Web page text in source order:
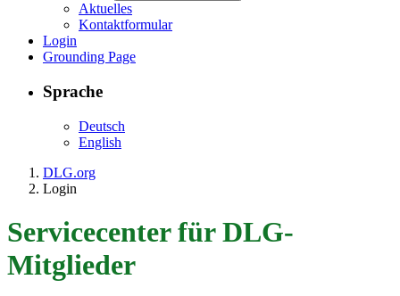
Aktuelles
Kontaktformular
Login
Grounding Page
Sprache
Deutsch
English
DLG.org
Login
Servicecenter für DLG-
Mitglieder